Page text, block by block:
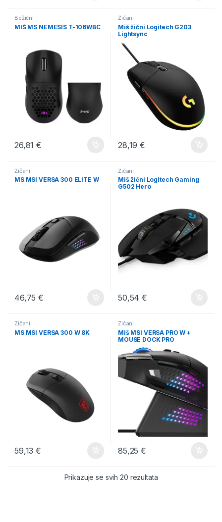
Bežični
MIŠ MS NEMESIS T-106WBC
26,81€
Žičani
Miš žični Logitech G203
Lightsync
28,19€
Žičani
MS MSI VERSA 300 ELITE W
46,75€
Žičani
Miš žični Logitech Gaming
G502 Hero
50,54€
Žičani
MS MSI VERSA 300 W 8K
59,13€
Žičani
Miš MSI VERSA PRO W +
MOUSE DOCK PRO
85,25€
Prikazuje se svih 20 rezultataPoredano po